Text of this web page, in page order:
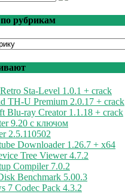
рубрикам
Sta-Level 1.0.1 + crack
TH-U Premium 2.0.17 + crack
Blu-ray Creator 1.1.18 + crack
9.20 с ключом
2.5.110502
Downloader 1.26.7 + x64
Tree Viewer 4.7.2
Compiler 7.0.2
Benchmark 5.00.3
7 Codec Pack 4.3.2